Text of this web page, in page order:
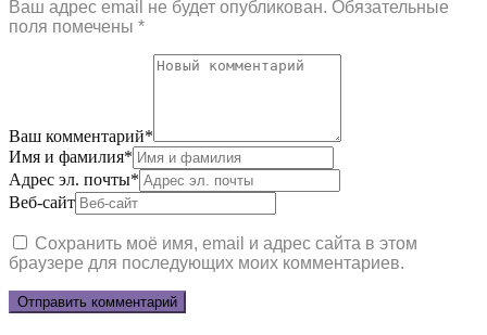
Ваш адрес email не будет опубликован. Обязательные
поля помечены *
Ваш комментарий*
Имя и фамилия*
Адрес эл. почты*
Веб-сайт
Сохранить моё имя, email и адрес сайта в этом
браузере для последующих моих комментариев.